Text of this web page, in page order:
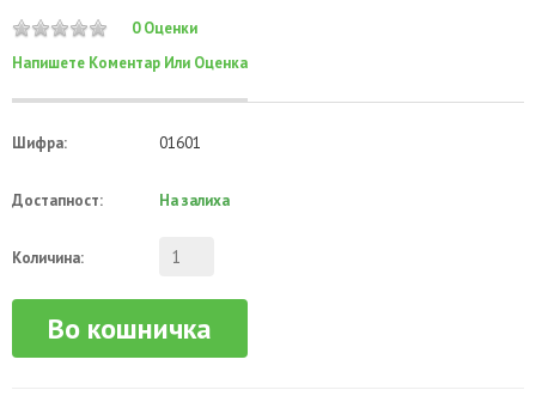
0 Оценки
Напишете Коментар Или Оценка
Шифра: 01601
Достапност: На залиха
Количина:
Во кошничка